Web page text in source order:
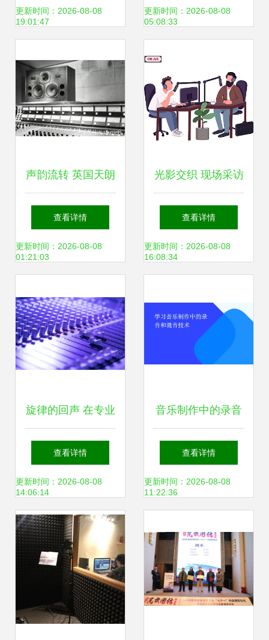
能图谱 学习体系结
以录音制作为例
更新时间：2026-08-08
19:01:47
的跨界新篇
更新时间：2026-08-08
05:08:33
声韵流转 英国天朗
扬声器的历史回声
查看详情
更新时间：2026-08-08
01:21:03
光影交织 现场采访
的艺术与现实
查看详情
更新时间：2026-08-08
16:08:34
旋律的回声 在专业
录音台上的夜晚
查看详情
更新时间：2026-08-08
14:06:14
音乐制作中的录音
与混音 从基础到实
战
查看详情
更新时间：2026-08-08
11:22:36